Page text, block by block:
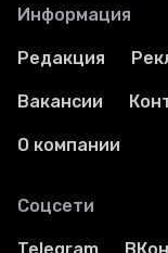
Информация
Редакция
Вакансии
О компании
Соцсети